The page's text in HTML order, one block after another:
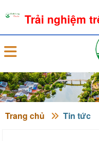
Trang chủ Tin tức
Trải nghiệm